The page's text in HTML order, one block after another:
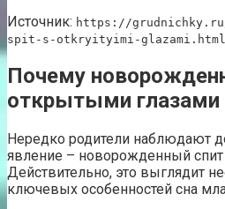
Источник: https://
spit-s-otkryityimi-glazami.html
Почему
открытыми глазами
Нередко родители наблюдают
явление – новорожденный
Действительно, это выглядит
ключевых особенностей сна